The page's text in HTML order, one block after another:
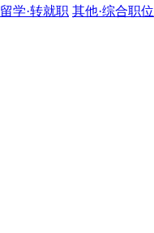
留学·转就职 其他·综合职位